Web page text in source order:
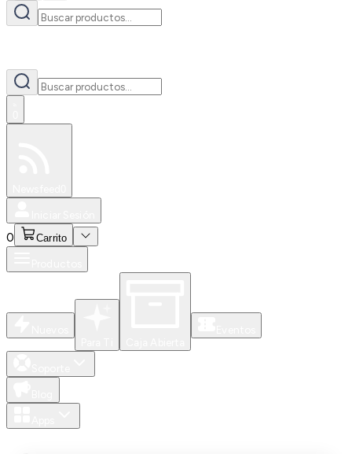
0 Carrito